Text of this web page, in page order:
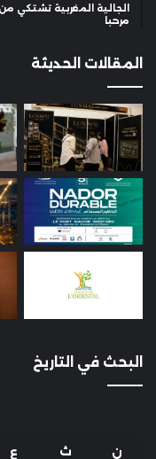
الجالية المغربية تشتكي
مرحبا
المقالات الحديثة
البحث في التاريخ
ن ث ع